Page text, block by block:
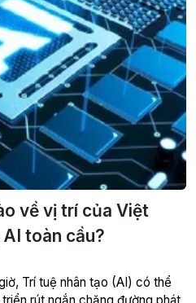
về vị trí của Việt
toàn cầu?
Trí tuệ nhân tạo (AI) có thể